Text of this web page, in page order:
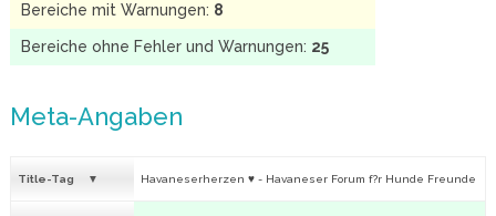
Bereiche mit Warnungen: 8
Bereiche ohne Fehler und Warnungen: 25
Meta-Angaben
Title-Tag Havaneserherzen ♥ - Havaneser Forum f?r Hunde Freunde